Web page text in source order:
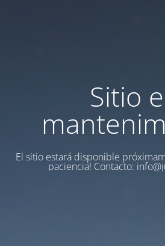
Sitio
El sitio estará disponible
paciencia! Contacto: